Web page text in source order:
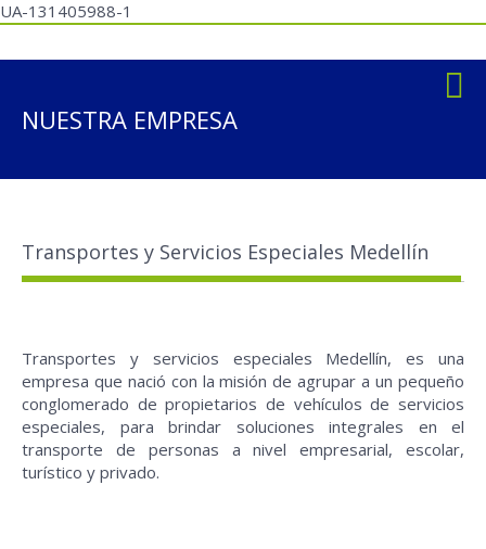
UA-131405988-1
NUESTRA EMPRESA
Transportes y Servicios Especiales Medellín
Transportes y servicios especiales Medellín, es una
empresa que nació con la misión de agrupar a un pequeño
conglomerado de propietarios de vehículos de servicios
especiales, para brindar soluciones integrales en el
transporte de personas a nivel empresarial, escolar,
turístico y privado.